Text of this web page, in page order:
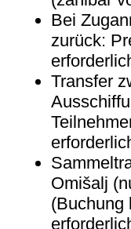
Bei
zurück:
Transfer
Omišalj
(Buchung